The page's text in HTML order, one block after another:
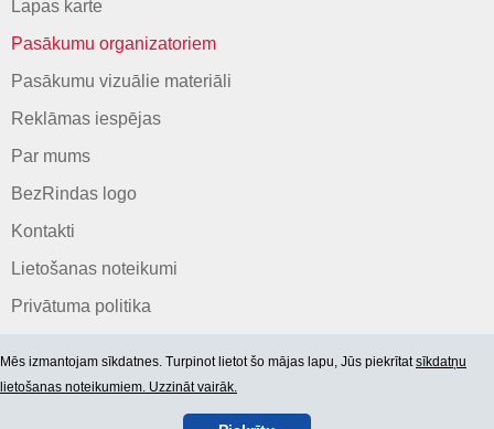
Lapas karte
Pasākumu organizatoriem
Pasākumu vizuālie materiāli
Reklāmas iespējas
Par mums
BezRindas logo
Kontakti
Lietošanas noteikumi
Privātuma politika
Mēs izmantojam sīkdatnes. Turpinot lietot šo mājas lapu, Jūs piekrītatsīkdatņu
lietošanas noteikumiem. Uzzināt vairāk.